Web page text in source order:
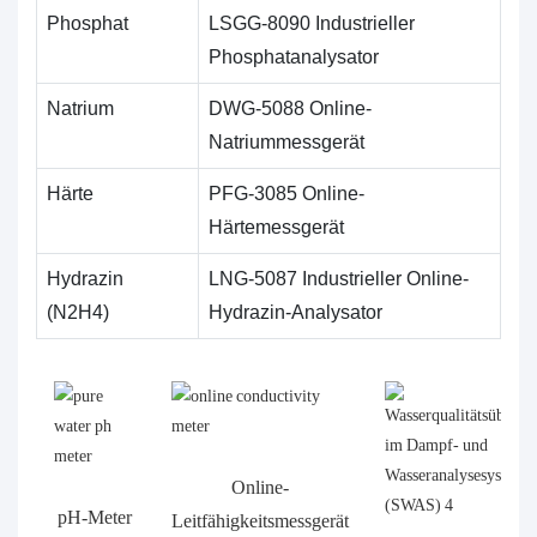
Phosphat
LSGG-8090 Industrieller
Phosphatanalysator
Natrium
DWG-5088 Online-
Natriummessgerät
Härte
PFG-3085 Online-
Härtemessgerät
Hydrazin
(N2H4)
LNG-5087 Industrieller Online-
Hydrazin-Analysator
pH-Meter
Online-
Leitfähigkeitsmessgerät